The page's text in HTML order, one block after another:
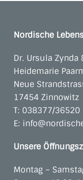
Nordische
Dr. Ursula Zynda
Heidemarie
Neue
17454 Zinnowitz
T: 038377/36520
E:
Unsere
Montag –